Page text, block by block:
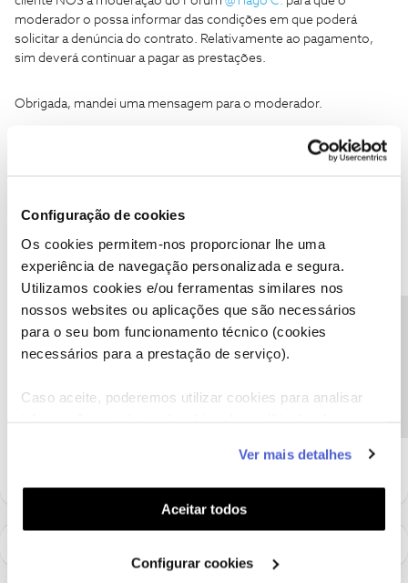
Configuração de cookies
Os cookies permitem-nos proporcionar lhe uma
experiência de navegação personalizada e segura.
Utilizamos cookies e/ou ferramentas similares nos
nossos websites ou aplicações que são necessários
para o seu bom funcionamento técnico (cookies
necessários para a prestação de serviço).
Caso aceite, poderemos utilizar cookies para analisar
funcionalidades (cookies de personalização e
funcionalidade) e adaptar anúncios aos seus interesses
(cookies de publicidade personalizada). Pode gerir a
utilização dos cookies clicando em "Configurar
Ver mais detalhes
Aceitar todos
Configurar cookies
moderador o possa informar das condições em que poderá
solicitar a denúncia do contrato. Relativamente ao pagamento,
sim deverá continuar a pagar as prestações.
Obrigada, mandei uma mensagem para o moderador.
Olá@ManuelaOberge @Jose Rodrigues,
, agradecemos a sua mensagem.
Iremos responder-lhe com a maior brevidade possível.
como "Melhor Resposta" e faça "Like" nos melhores comentários.